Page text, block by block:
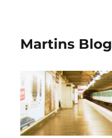
Martins Blog